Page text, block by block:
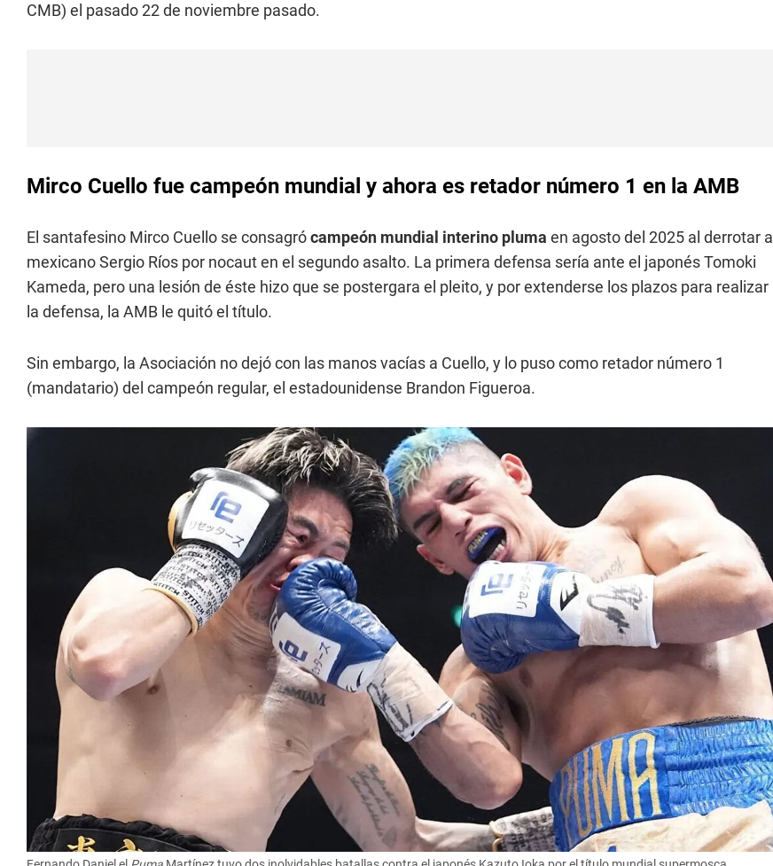
CMB) el pasado 22 de noviembre pasado.
Mirco Cuello fue campeón mundial y ahora es retador número 1 en la AMB
El santafesino Mirco Cuello se consagrócampeón mundial interino pluma en agosto del 2025 al derrotar al
mexicano Sergio Ríos por nocaut en el segundo asalto. La primera defensa sería ante el japonés Tomoki
Kameda, pero una lesión de éste hizo que se postergara el pleito, y por extenderse los plazos para realizar
la defensa, la AMB le quitó el título.
Sin embargo, la Asociación no dejó con las manos vacías a Cuello, y lo puso como retador número 1
(mandatario) del campeón regular, el estadounidense Brandon Figueroa.